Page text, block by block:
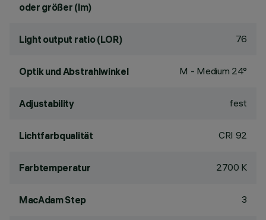
oder größer (lm)
Light output ratio (LOR) 76
Optik und Abstrahlwinkel M - Medium 24°
Adjustability fest
Lichtfarbqualität CRI 92
Farbtemperatur 2700 K
MacAdam Step 3